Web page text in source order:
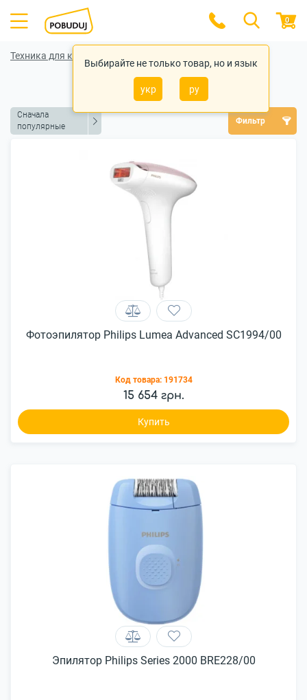
Выбирайте не только товар, но и язык
укр ру
0
Техника для красоты и здоровья
Эпиляторы
Сначала
популярные
Фильтр
Фотоэпилятор Philips Lumea Advanced SC1994/00
Код товара: 191734
15 654 грн.
Купить
Эпилятор Philips Series 2000 BRE228/00